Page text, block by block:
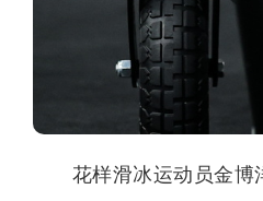
花样滑冰运动员金博